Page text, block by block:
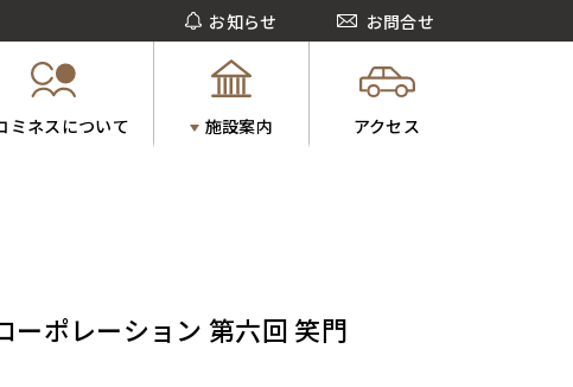
ミネスについて 施設案内 アクセス
お知らせ お問合せ
ーポレーション 第六回 笑門